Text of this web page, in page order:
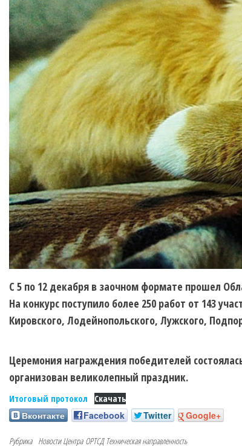
С 5 по 12 декабря в заочном формате прошел
На конкурс поступило более 250 работ от 143
Кировского, Лодейнопольского, Лужского,
Церемония награждения победителей
организован великолепный праздник.
Итоговый протокол Скачать
Вконтакте Facebook Twitter Google+
Рубрика Новости Центра ОРТСД Техническая направленность